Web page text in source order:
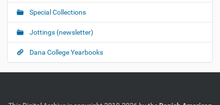
Special Collections
Jottings (newsletter)
Dana College Yearbooks